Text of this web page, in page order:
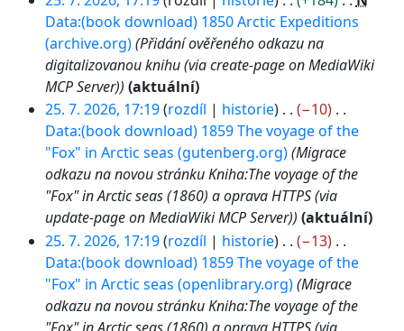
Data:(book download) 1850 Arctic Expeditions
(archive.org) Přidání ověřeného odkazu na
digitalizovanou knihu (via create-page on MediaWiki
MCP Server)
aktuální
25. 7. 2026, 17:19 rozdíl historie
−10
Data:(book download) 1859 The voyage of the
"Fox" in Arctic seas (gutenberg.org) Migrace
odkazu na novou stránku Kniha:The voyage of the
"Fox" in Arctic seas (1860) a oprava HTTPS (via
update-page on MediaWiki MCP Server)
aktuální
25. 7. 2026, 17:19 rozdíl historie
−13
Data:(book download) 1859 The voyage of the
"Fox" in Arctic seas (openlibrary.org) Migrace
odkazu na novou stránku Kniha:The voyage of the